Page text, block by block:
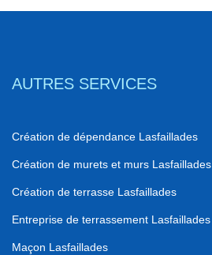
AUTRES SERVICES
Création de dépendance Lasfaillades
Création de murets et murs Lasfaillades
Création de terrasse Lasfaillades
Entreprise de terrassement Lasfaillades
Maçon Lasfaillades